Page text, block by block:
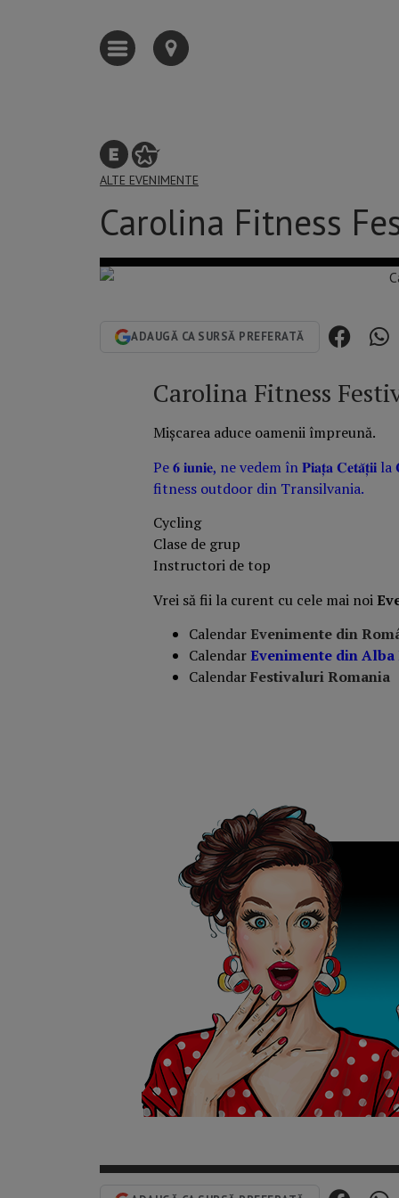
ALTE EVENIMENTE
Carolina Fitness
ADAUGĂ CA SURSĂ PREFERATĂ
Carolina Fitness
Mișcarea aduce oamenii împreună.
Pe 𝟔 𝐢𝐮𝐧𝐢𝐞, ne vedem în 𝐏𝐢𝐚𝐭̦𝐚 𝐂𝐞𝐭𝐚̆𝐭̦𝐢𝐢
fitness outdoor din Transilvania.
Cycling
Clase de grup
Instructori de top
Vrei să fii la curent cu cele mai noi
Calendar Evenimente din
CalendarEvenimente din Alba
CalendarFestivaluri Romania